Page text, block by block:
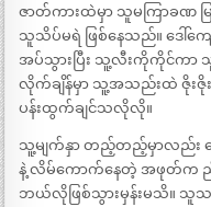
ဇာတ်ကားထဲမှာ သူမကြာခဏ မ
သူသိပ်မရဲ ဖြစ်နေသည်။ ဒေါ်ကျ
အပ်သွားပြီး သူ့လီးကိုကိုင်ကာ
လိုက်ချိန်မှာ သူ့အသည်းထဲ ဇိုး
ပန်းထွက်ချင်သလိုလို။
သူ့မျက်နှာ တည့်တည့်မှာလည်း ဒေ
နဲ့ လိမ်ကောက်နေတဲ့ အဖုတ်က ညှီ
ဘယ်လိုဖြစ်သွားမှန်းမသိ။ သူသတိ